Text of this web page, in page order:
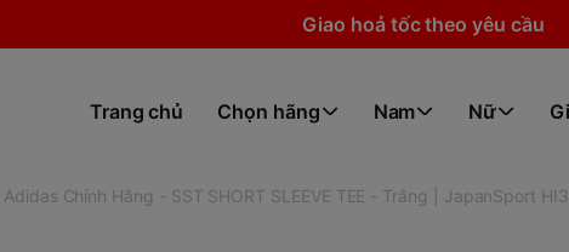
Giao hoả tốc theo yêu cầu
Trang chủ Chọn hãng Nam Nữ
Chính Hãng - SST SHORT SLEEVE TEE - Trắng | JapanSport